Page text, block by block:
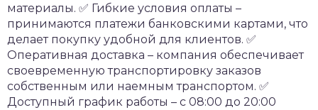
материалы. ✅ Гибкие условия оплаты –
принимаются платежи банковскими картами, что
делает покупку удобной для клиентов. ✅
Оперативная доставка – компания обеспечивает
своевременную транспортировку заказов
собственным или наемным транспортом. ✅
Доступный график работы – с 08:00 до 20:00